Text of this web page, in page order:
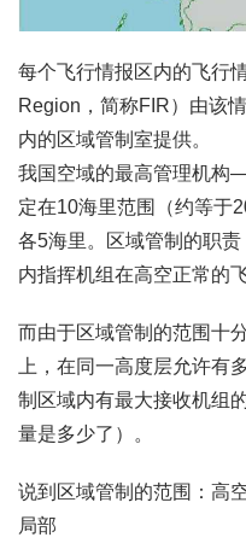
每个飞行情报区内的飞行
Region，简称FIR）由该
内的区域管制室提供。
我国空域的最高管理机构
定在10海里范围（约等于
各5海里。区域管制的职
内指挥机组在高空正常的飞
而由于区域管制的范围十
上，在同一高度层允许有
制区域内有最大接收机组
量是多少了）。
说到区域管制的范围：高
局部